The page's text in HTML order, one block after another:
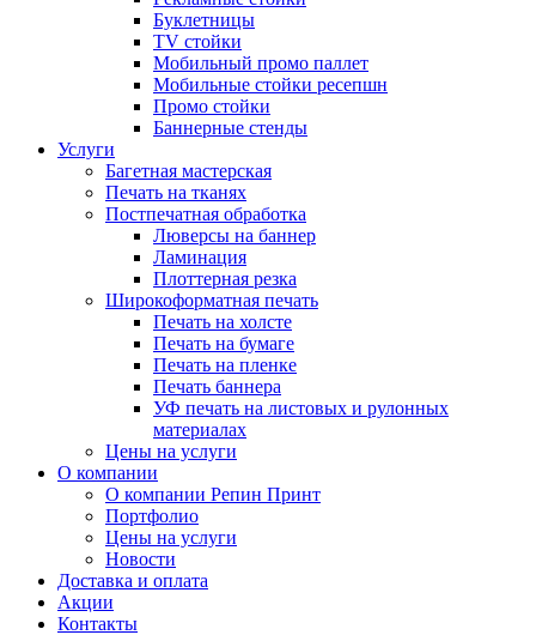
Буклетницы
TV стойки
Мобильный промо паллет
Мобильные стойки ресепшн
Промо стойки
Баннерные стенды
Услуги
Багетная мастерская
Печать на тканях
Постпечатная обработка
Люверсы на баннер
Ламинация
Плоттерная резка
Широкоформатная печать
Печать на холсте
Печать на бумаге
Печать на пленке
Печать баннера
УФ печать на листовых и рулонных
материалах
Цены на услуги
О компании
О компании Репин Принт
Портфолио
Цены на услуги
Новости
Доставка и оплата
Акции
Контакты